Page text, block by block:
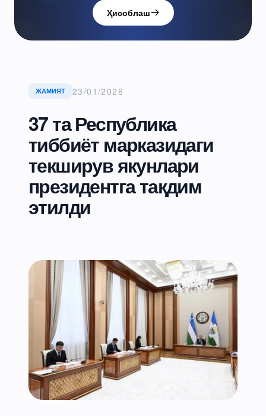
Ҳисоблаш
ЖАМИЯТ 23/01/2026
37 та Республика
тиббиёт марказидаги
текширув якунлари
президентга тақдим
этилди